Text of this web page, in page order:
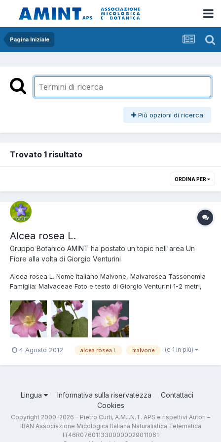
Pagina Iniziale
Più opzioni di ricerca
Trovato 1 risultato
ORDINA PER
Alcea rosea L.
Gruppo Botanico AMINT ha postato un topic nell'area Un
Fiore alla volta di Giorgio Venturini
Alcea rosea L. Nome italiano Malvone, Malvarosea Tassonomia
Famiglia: Malvaceae Foto e testo di Giorgio Venturini 1-2 metri,
Alcea, dal greco alke, forza, rimedio, per i poteri medicinali.
4 Agosto 2012 alcea rosea l. malvone (e 1 in più)
Lingua Informativa sulla riservatezza
Contattaci
Cookies
Copyright 2000-2026 – Pietro Curti, A.M.I.N.T. APS e rispettivi Autori –
IBAN Associazione Micologica Italiana Naturalistica Telematica
IT46R0760113300000029011061